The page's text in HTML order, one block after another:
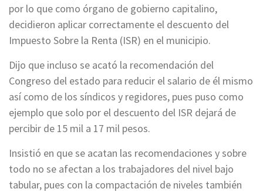
por lo que como órgano de gobierno capitalino,
decidieron aplicar correctamente el descuento del
Impuesto Sobre la Renta (ISR) en el municipio.
Dijo que incluso se acató la recomendación del
Congreso del estado para reducir el salario de él mismo
así como de los síndicos y regidores, pues puso como
ejemplo que solo por el descuento del ISR dejará de
percibir de 15 mil a 17 mil pesos.
Insistió en que se acatan las recomendaciones y sobre
todo no se afectan a los trabajadores del nivel bajo
tabular, pues con la compactación de niveles también